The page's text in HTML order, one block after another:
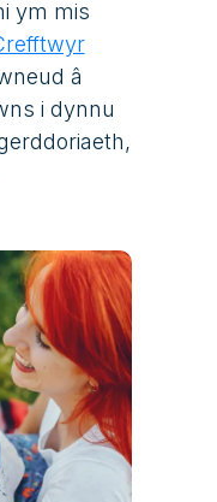
ym mis
â
i dynnu